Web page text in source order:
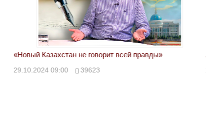
«Новый Казахстан не говорит всей правды»
29.10.2024 09:00 39623